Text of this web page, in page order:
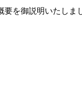
を御説明いたしま